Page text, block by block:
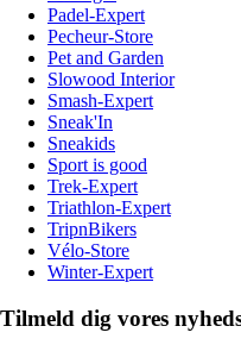
Padel-Expert
Pecheur-Store
Pet and Garden
Slowood Interior
Smash-Expert
Sneak'In
Sneakids
Sport is good
Trek-Expert
Triathlon-Expert
TripnBikers
Vélo-Store
Winter-Expert
Tilmeld dig vores